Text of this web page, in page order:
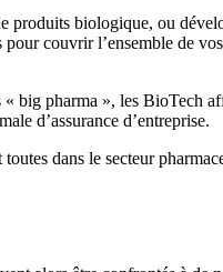
produits biologique, ou
couvrir l’ensemble de
big pharma », les BioTech
d’assurance d’entreprise.
dans le secteur